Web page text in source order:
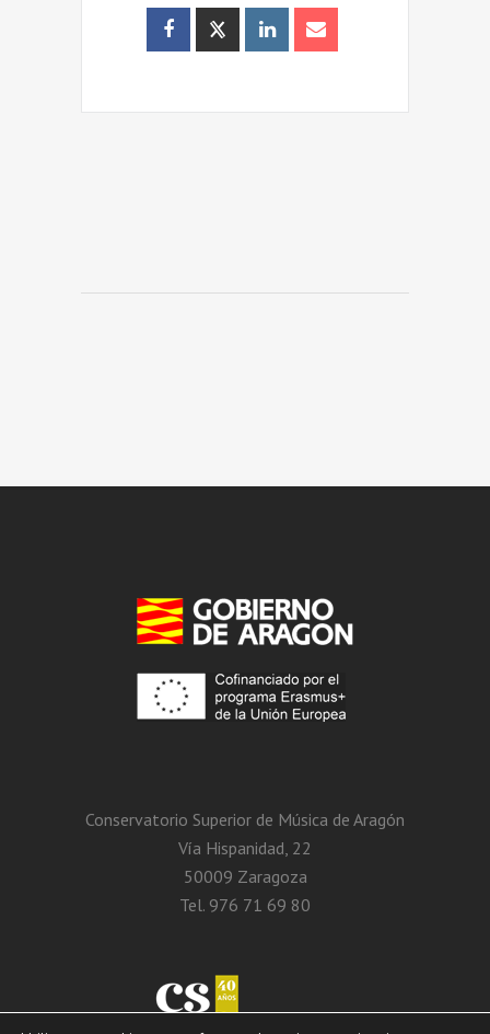
Conservatorio Superior de Música de Aragón
Vía Hispanidad, 22
50009 Zaragoza
Tel. 976 71 69 80